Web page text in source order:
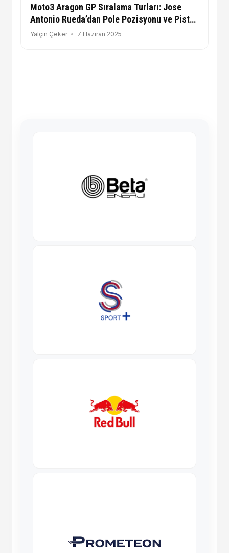
Moto3 Aragon GP Sıralama Turları: Jose
Antonio Rueda’dan Pole Pozisyonu ve Pist
Rekoru!
Yalçın Çeker 7 Haziran 2025